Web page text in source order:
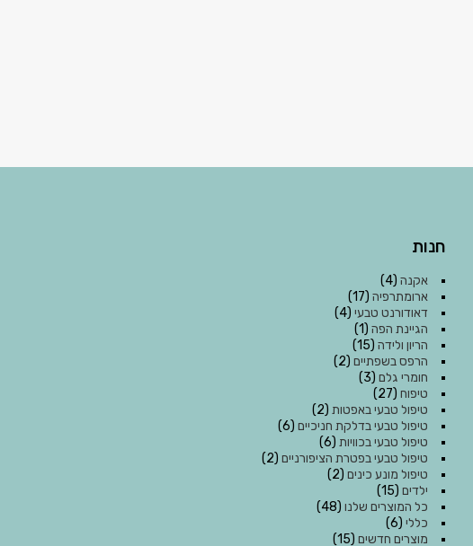
חנות
אקנה (4)
ארומתרפיה (17)
דאודורנט טבעי (4)
הגיינת הפה (1)
הריון ולידה (15)
הרפס בשפתיים (2)
חומרי גלם (3)
טיפוח (27)
טיפול טבעי באפטות (2)
טיפול טבעי בדלקת חניכיים (6)
טיפול טבעי בכוויות (6)
טיפול טבעי בפטרת הציפורניים (2)
טיפול מונע כינים (2)
ילדים (15)
כל המוצרים שלנו (48)
כללי (6)
מוצרים חדשים (15)